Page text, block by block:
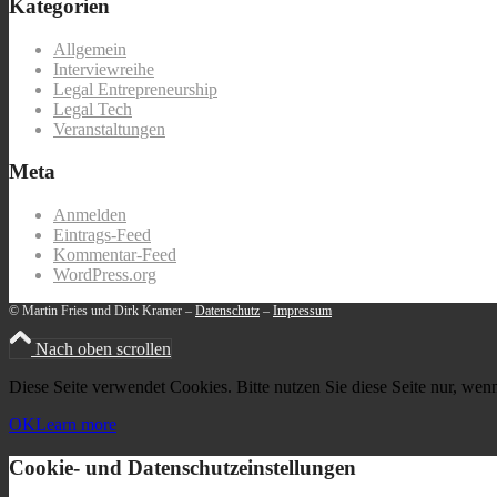
Kategorien
Allgemein
Interviewreihe
Legal Entrepreneurship
Legal Tech
Veranstaltungen
Meta
Anmelden
Eintrags-Feed
Kommentar-Feed
WordPress.org
© Martin Fries und Dirk Kramer – Datenschutz – Impressum
Nach oben scrollen
Diese Seite verwendet Cookies. Bitte nutzen Sie diese Seite nur,
OKLearn more
Cookie- und Datenschutzeinstellungen